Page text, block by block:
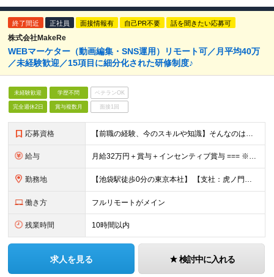
終了間近 正社員 面接情報有 自己PR不要 話を聞きたい応募可
株式会社MakeRe
WEBマーケター（動画編集・SNS運用）リモート可／月平均40万
／未経験歓迎／15項目に細分化された研修制度♪
未経験歓迎 学歴不問 ベテランOK
完全週休2日 賞与複数月 面接1回
応募資格 【前職の経験、今のスキルや知識】そんなのはどうでも良い！ 挑戦する人を歓迎する会社です。 ／ 挑戦する者を応援する会社 ーChallenge Yourselfー ＼ ＃未経験歓迎 ＃学歴不問 ＃
給与 月給32万円＋賞与＋インセンティブ賞与 === ※研修期間中の給与 〇経験者（マーケティング・営業・対人業務経験者） ＞月給27万円 〇未経験 ＞月給25万円 ☆研修期間中であっても6ヶ月後業績
勤務地 【池袋駅徒歩0分の東京本社】 【支社：虎ノ門、丸の内、銀座、新宿、渋谷、名古屋、大阪、博多】で募集スタート！ ※転勤はございません。 ☆東京本社 東京都豊島区西池袋1-11-1 メトロポリタンプラ
働き方 フルリモートがメイン
残業時間 10時間以内
求人を見る 検討中に入れる